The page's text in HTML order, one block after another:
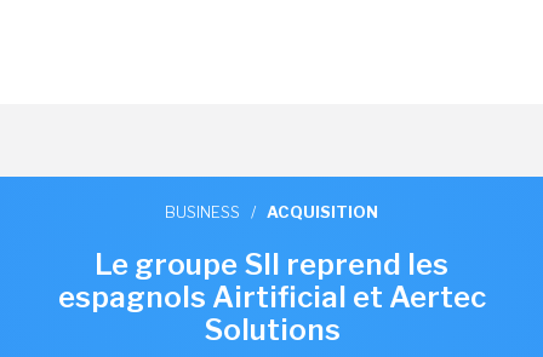
BUSINESS / ACQUISITION
Le groupe SII reprend les
espagnols Airtificial et Aertec
Solutions